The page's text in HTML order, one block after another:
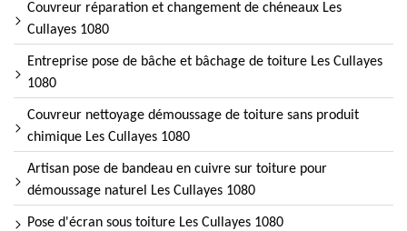
Couvreur réparation et changement de chéneaux Les
Cullayes 1080
Entreprise pose de bâche et bâchage de toiture Les Cullayes
1080
Couvreur nettoyage démoussage de toiture sans produit
chimique Les Cullayes 1080
Artisan pose de bandeau en cuivre sur toiture pour
démoussage naturel Les Cullayes 1080
Pose d'écran sous toiture Les Cullayes 1080